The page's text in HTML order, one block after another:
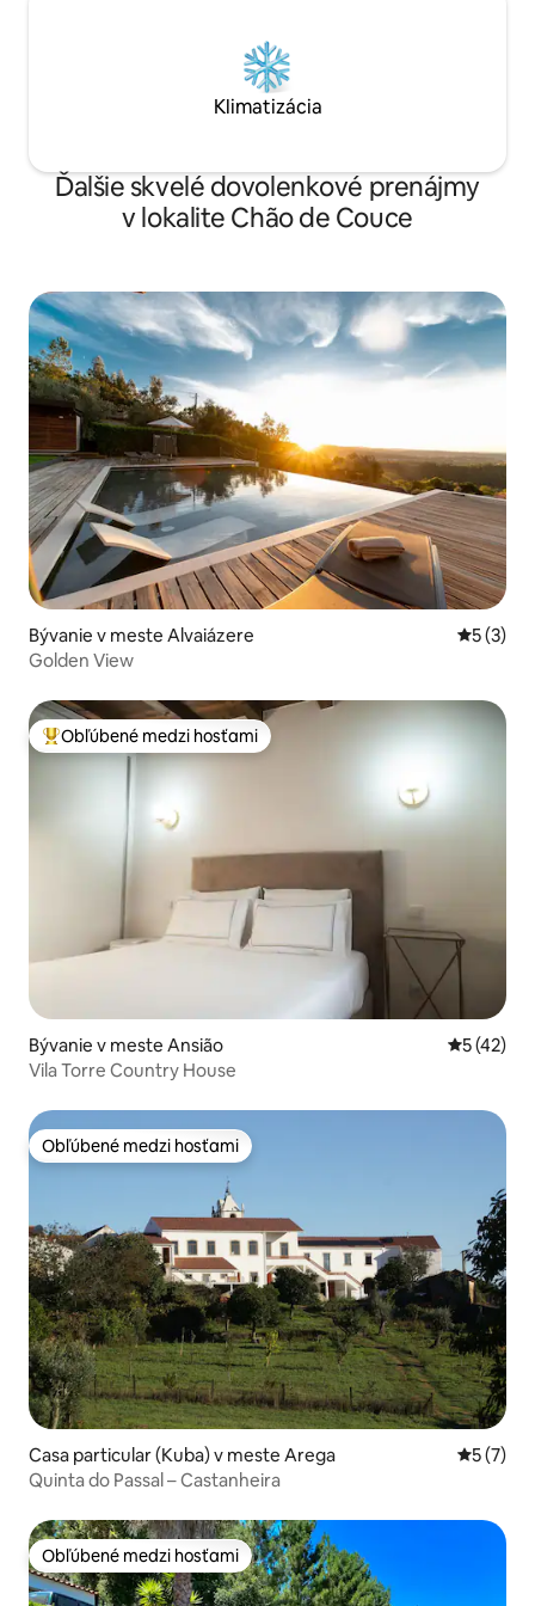
Klimatizácia
Ďalšie skvelé dovolenkové prenájmy
v lokalite Chão de Couce
Bývanie v meste Alvaiázere
5 (3)
Golden View
Najobľúbenejšie medzi hosťami
Obľúbené medzi hosťami
Bývanie v meste Ansião
5 (42)
Vila Torre Country House
Obľúbené medzi hosťami
Obľúbené medzi hosťami
Casa particular (Kuba) v meste Arega
5 (7)
Quinta do Passal – Castanheira
Obľúbené medzi hosťami
Obľúbené medzi hosťami